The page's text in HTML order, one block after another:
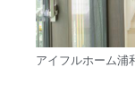
アイフルホーム浦